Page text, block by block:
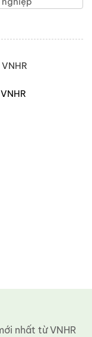
nhất từ ​​VNHR